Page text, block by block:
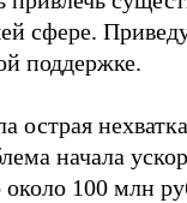
сфере.
поддержке.
острая
начала
100 млн